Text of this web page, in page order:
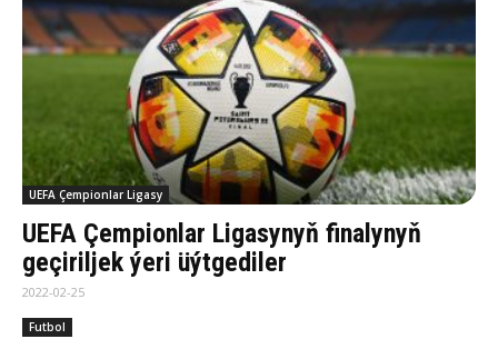
UEFA Çempionlar Ligasy
UEFA Çempionlar Ligasynyň finalynyň
geçiriljek ýeri üýtgediler
2022-02-25
Futbol